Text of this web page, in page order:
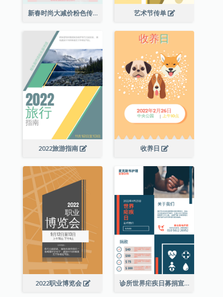
新春时尚大减价粉色传单 艺术节传单
2022旅游指南 收养日
2022职业博览会 诊所世界疟疾日募捐宣传单张